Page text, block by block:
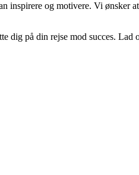
inspirere og motivere. Vi ønsker
på din rejse mod succes. Lad